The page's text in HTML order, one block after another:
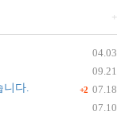
+
04.03
09.21
+2 07.18
니다.
07.10